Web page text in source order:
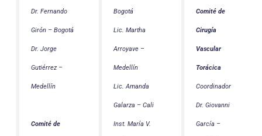
Dr. Fernando
Girón – Bogotá
Dr. Jorge
Gutiérrez –
Medellín
Comité de
Bogotá
Lic. Martha
Arroyave –
Medellín
Lic. Amanda
Galarza – Cali
Inst. María V.
Comité de
Cirugía
Vascular
Torácica
Coordinador
Dr. Giovanni
García –